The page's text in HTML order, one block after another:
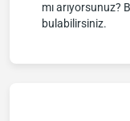
mı arıyorsunuz?
bulabilirsiniz.